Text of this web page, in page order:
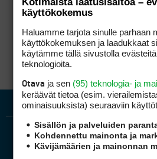
käyttökokemus
Haluamme tarjota sinulle parhaan
käyttökokemuksen ja laadukkaat
käytämme tällä sivustolla
teknologioita.
Otava ja sen (95) teknologia- ja
keräävät tietoa (esim.
ominaisuuk­sista) seuraaviin
Sisällön ja palveluiden
Kohdennettu mainonta ja
Kävijämäärien ja mainonnan